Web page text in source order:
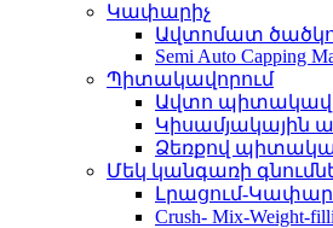
Կափարիչ
Ավտոմատ
Semi Auto Capping
Պիտակավորում
Ավտո
Կիսամյակային
Ձեռքով
Մեկ կանգառի
Լրացում-
Crush- Mix-